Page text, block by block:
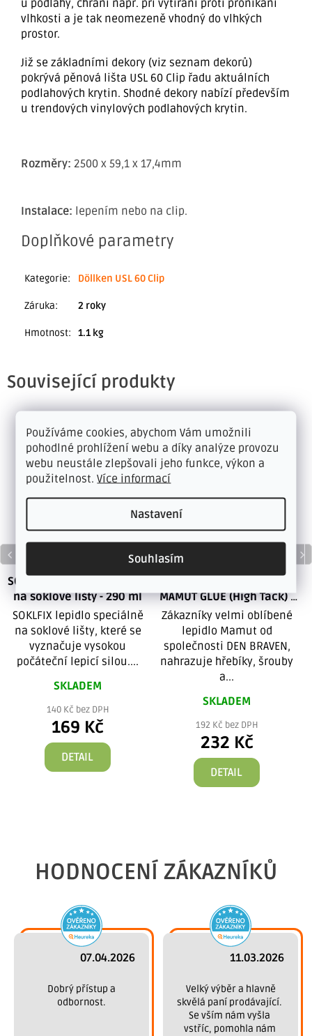
Používáme cookies, abychom Vám umožnili
pohodlné prohlížení webu a díky analýze provozu
webu neustále zlepšovali jeho funkce, výkon a
použitelnost.Více informací
Nastavení
Souhlasím
u podlahy, chrání např. při vytírání proti pronikání
vlhkosti a je tak neomezeně vhodný do vlhkých
prostor.
Již se základními dekory (viz seznam dekorů)
pokrývá pěnová lišta USL 60 Clip řadu aktuálních
podlahových krytin. Shodné dekory nabízí především
u trendových vinylových podlahových krytin.
Rozměry: 2500 x 59,1 x 17,4mm
Instalace: lepením nebo na clip.
Doplňkové parametry
Kategorie: Döllken USL 60 Clip
Záruka: 2 roky
Hmotnost: 1.1 kg
Související produkty
SOKLFIX lepidlo speciálně
na soklové lišty - 290 ml
SOKLFIX lepidlo speciálně
na soklové lišty, které se
vyznačuje vysokou
počáteční lepicí silou....
SKLADEM
140 Kč bez DPH
169 Kč
DETAIL
MAMUT GLUE (High Tack) -
290 ml
Zákazníky velmi oblíbené
lepidlo Mamut od
společnosti DEN BRAVEN,
nahrazuje hřebíky, šrouby
a...
SKLADEM
192 Kč bez DPH
232 Kč
DETAIL
HODNOCENÍ ZÁKAZNÍKŮ
07.04.2026
odbornost.
11.03.2026
skvělá paní prodávající.
Se vším nám vyšla
vstříc, pomohla nám